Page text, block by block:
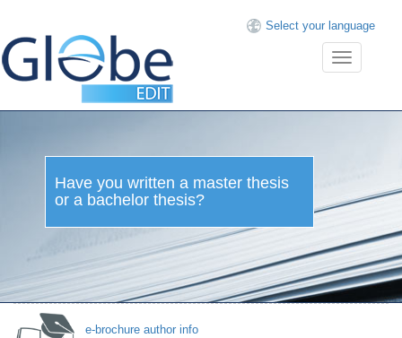
Select your language
Toggle
navigation
Have you written a master thesis
or a bachelor thesis?
e-brochure author info